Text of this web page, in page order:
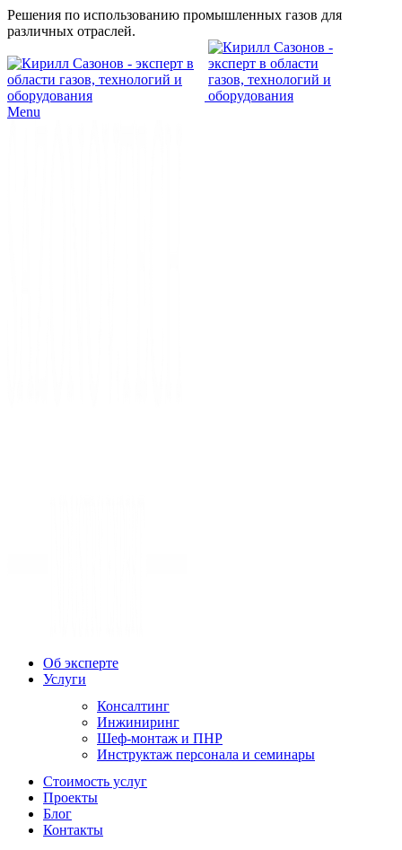
Решения по использованию промышленных газов для
различных отраслей.
Menu
Об эксперте
Услуги
Консалтинг
Инжиниринг
Шеф-монтаж и ПНР
Инструктаж персонала и семинары
Стоимость услуг
Проекты
Блог
Контакты